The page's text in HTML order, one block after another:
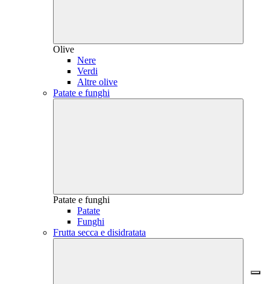
Olive
Nere
Verdi
Altre olive
Patate e funghi
Patate e funghi
Patate
Funghi
Frutta secca e disidratata